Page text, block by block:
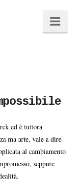
ed è tuttora
ma arte, vale a dire
al cambiamento
seppure